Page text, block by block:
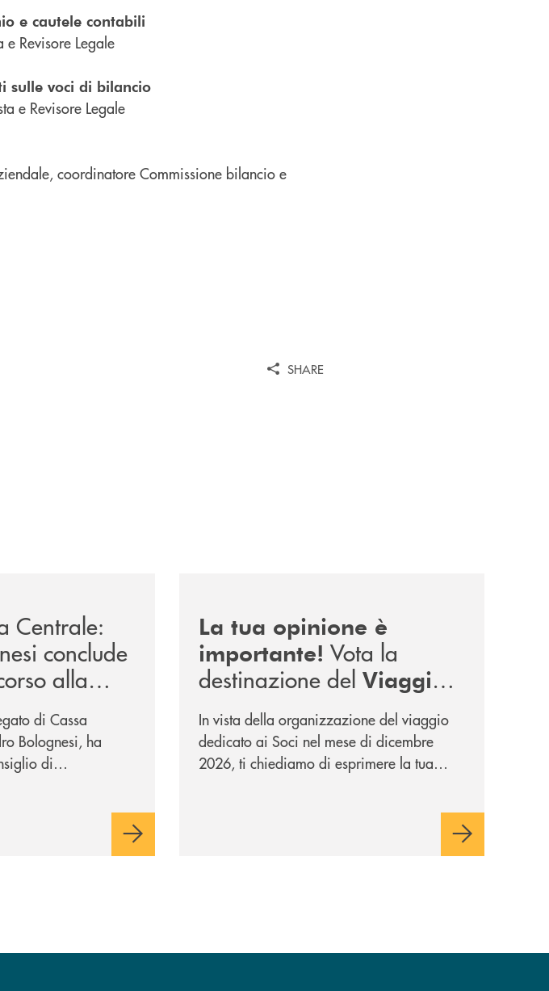
e cautele contabili
e Revisore Legale
sulle voci di bilancio
e Revisore Legale
coordinatore Commissione bilancio e
SHARE
Centrale:
conclude
alla
Cassa
di Cassa
Bolognesi, ha
di
nel panorama
La tua opinione è
importante! Vota la
destinazione del Viaggio
Soci di Dicembre 2026
In vista della organizzazione del viaggio
dedicato ai Soci nel mese di dicembre
2026, ti chiediamo di esprimere la tua